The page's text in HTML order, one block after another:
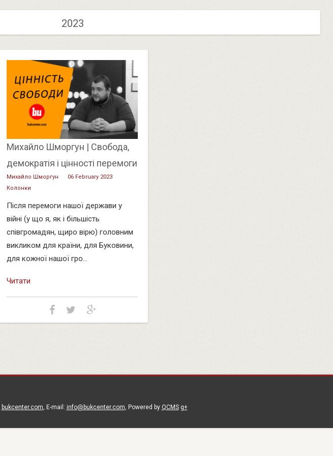
2023
Михайло Шморгун | Свобода,
демократія і цінності перемоги
Михайло Шморгун
06 February 2023
Колонки
Після перемоги нашої держави у
війні (у що я, як і більшість
співгромадян, щиро вірю) головним
викликом для країни, для Буковини,
для кожної нашої гро...
Читати
bukcenter.com, E-mail: info@bukcenter.com, Powered by QCMS g+